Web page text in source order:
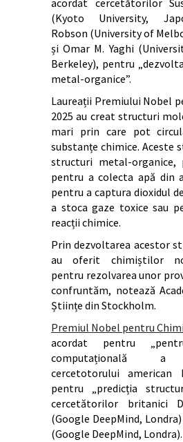
acordat cercetătorilor
(Kyoto University,
Robson (University of
și Omar M. Yaghi
Berkeley), pentru
metal-organice”.
Laureații Premiului Nobel
2025 au creat structuri
mari prin care pot
substanțe chimice. Aceste
structuri metal-
pentru a colecta apă din
pentru a captura dioxidul
a stoca gaze toxice sau
reacții chimice.
Prin dezvoltarea acestor
au oferit chimiștilor
pentru rezolvarea unor
confruntăm, notează
Științe din Stockholm.
Premiul Nobel pentru
acordat pentru
computațională a
cercetotorului american
pentru „predicția
cercetătorilor britanici
(Google DeepMind,
(Google DeepMind, Londra).